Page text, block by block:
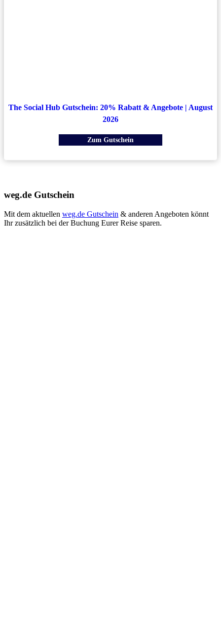
The Social Hub Gutschein: 20% Rabatt & Angebote | August
2026
Zum Gutschein
weg.de Gutschein
Mit dem aktuellen weg.de Gutschein & anderen Angeboten könnt
Ihr zusätzlich bei der Buchung Eurer Reise sparen.